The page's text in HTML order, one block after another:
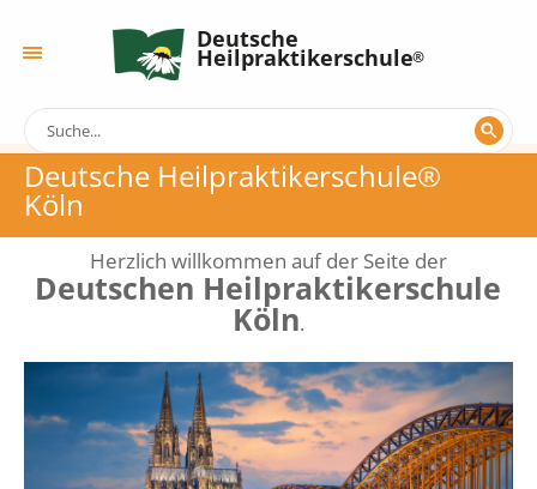
Deutsche
Heilpraktikerschule
Deutsche Heilpraktikerschule®
Köln
Herzlich willkommen auf der Seite der
Deutschen Heilpraktikerschule
Köln.